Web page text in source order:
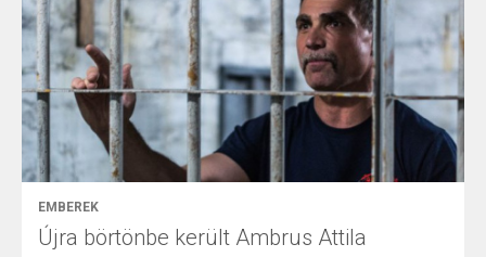
EMBEREK
Újra börtönbe került Ambrus Attila